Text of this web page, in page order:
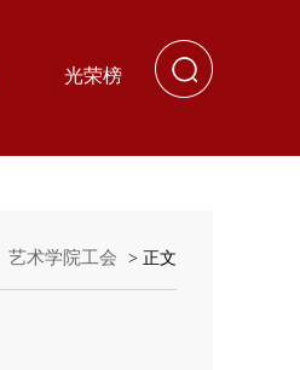
光荣榜
艺术学院工会 > 正文